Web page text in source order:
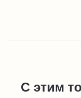
С этим